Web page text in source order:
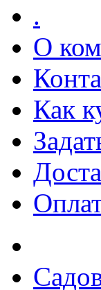
.
О
Как